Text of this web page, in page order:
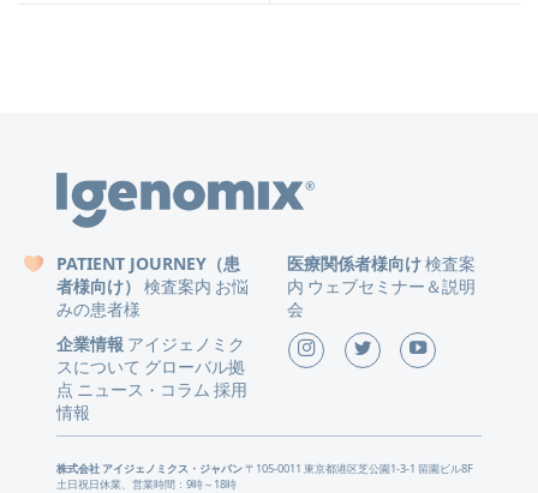
PATIENT JOURNEY（患
者様向け） 検査案内 お悩
みの患者様
医療関係者様向け検査案
内 ウェブセミナー＆説明
会
企業情報 アイジェノミク
スについて グローバル拠
点 ニュース ・ コラム 採用
情報
株式会社 アイジェノミクス・ジャパン〒105-0011 東京都港区芝公園1-3-1 留園ビル8F
土日祝日休業、営業時間：9時～18時